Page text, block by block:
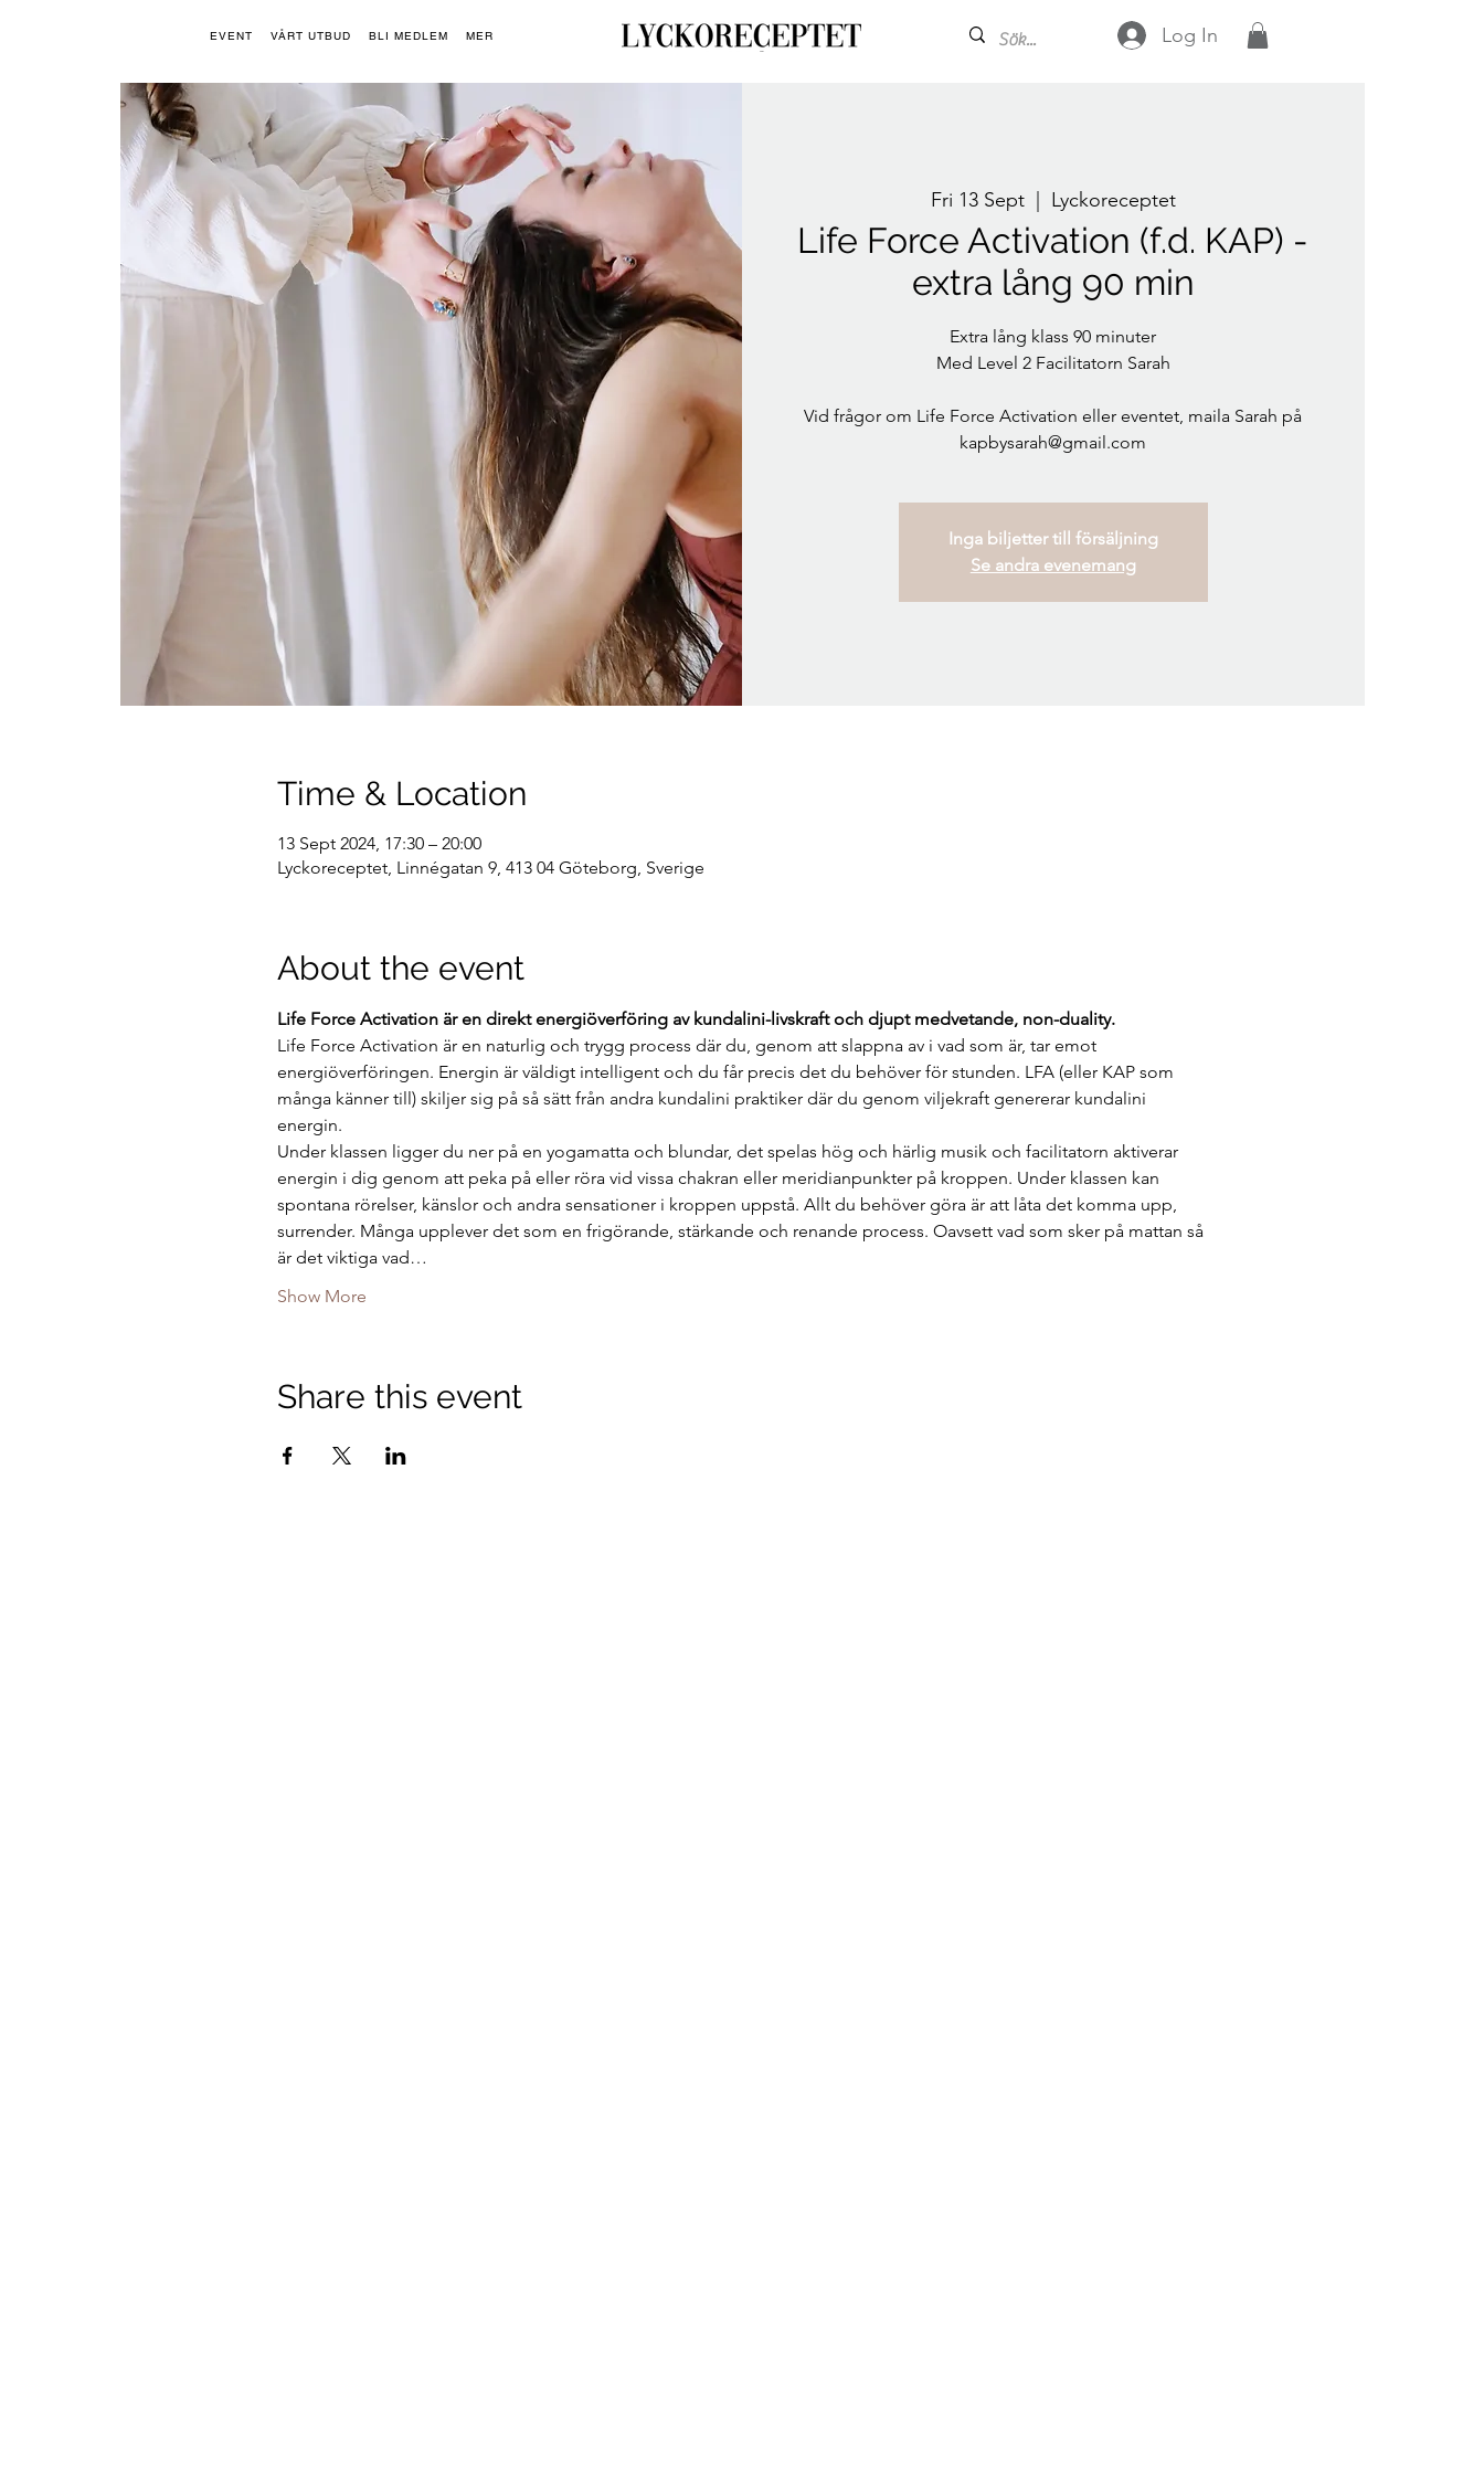
EVENT VÅRT UTBUD BLI MEDLEM MER Log In
Fri 13 Sept
  |
Lyckoreceptet
Life Force Activation (f.d. KAP) -
extra lång 90 min
Extra lång klass 90 minuter
Med Level 2 Facilitatorn Sarah
Vid frågor om Life Force Activation eller eventet, maila Sarah på
kapbysarah@gmail.com
Inga biljetter till försäljning
Se andra evenemang
Time & Location
13 Sept 2024, 17:30 – 20:00
Lyckoreceptet, Linnégatan 9, 413 04 Göteborg, Sverige
About the event
Life Force Activation är en direkt energiöverföring av kundalini-livskraft och djupt medvetande, non-duality.
Life Force Activation är en naturlig och trygg process där du, genom att slappna av i vad som är, tar emot
energiöverföringen. Energin är väldigt intelligent och du får precis det du behöver för stunden. LFA (eller KAP som
många känner till) skiljer sig på så sätt från andra kundalini praktiker där du genom viljekraft genererar kundalini
energin.
Under klassen ligger du ner på en yogamatta och blundar, det spelas hög och härlig musik och facilitatorn aktiverar
energin i dig genom att peka på eller röra vid vissa chakran eller meridianpunkter på kroppen. Under klassen kan
spontana rörelser, känslor och andra sensationer i kroppen uppstå. Allt du behöver göra är att låta det komma upp,
surrender. Många upplever det som en frigörande, stärkande och renande process. Oavsett vad som sker på mattan så
är det viktiga vad…
Show More
Share this event